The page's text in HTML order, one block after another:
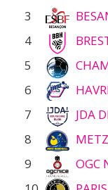
3
4
5
6
7
JDA
8
METZ
9
OGC